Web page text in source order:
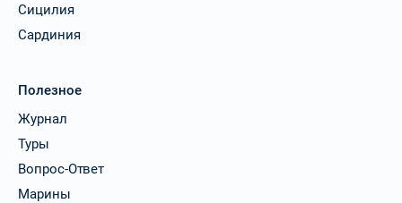
Сицилия
Сардиния
Полезное
Журнал
Туры
Вопрос-Ответ
Марины